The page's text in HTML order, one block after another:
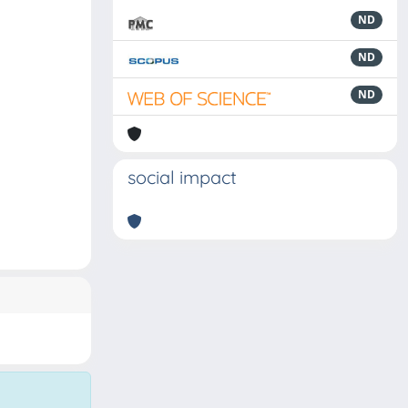
ND
ND
ND
social impact